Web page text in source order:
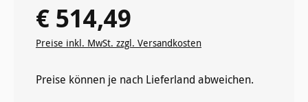
Regulärer Preis:
€ 514,49
Preise inkl. MwSt. zzgl. Versandkosten
Preise können je nach Lieferland abweichen.